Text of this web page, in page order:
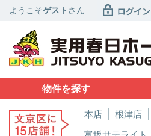
ようこそゲスト さん
物件を探す
本店 根津店